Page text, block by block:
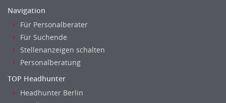
Investment-Banking
Kreditanalyse
Banken, Finanzdienstleister und Versicherungen Leitung,
Mergers & Acquisitions
Navigation
Für Personalberater
Für Suchende
Stellenanzeigen schalten
Personalberatung
TOP Headhunter
Headhunter Berlin